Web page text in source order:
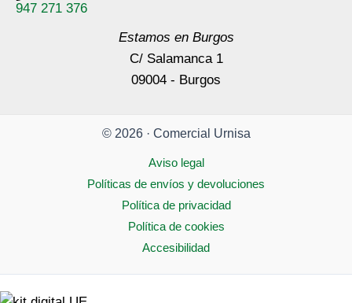
947 271 376
Estamos en Burgos
C/ Salamanca 1
09004 - Burgos
© 2026 · Comercial Urnisa
Aviso legal
Políticas de envíos y devoluciones
Política de privacidad
Política de cookies
Accesibilidad